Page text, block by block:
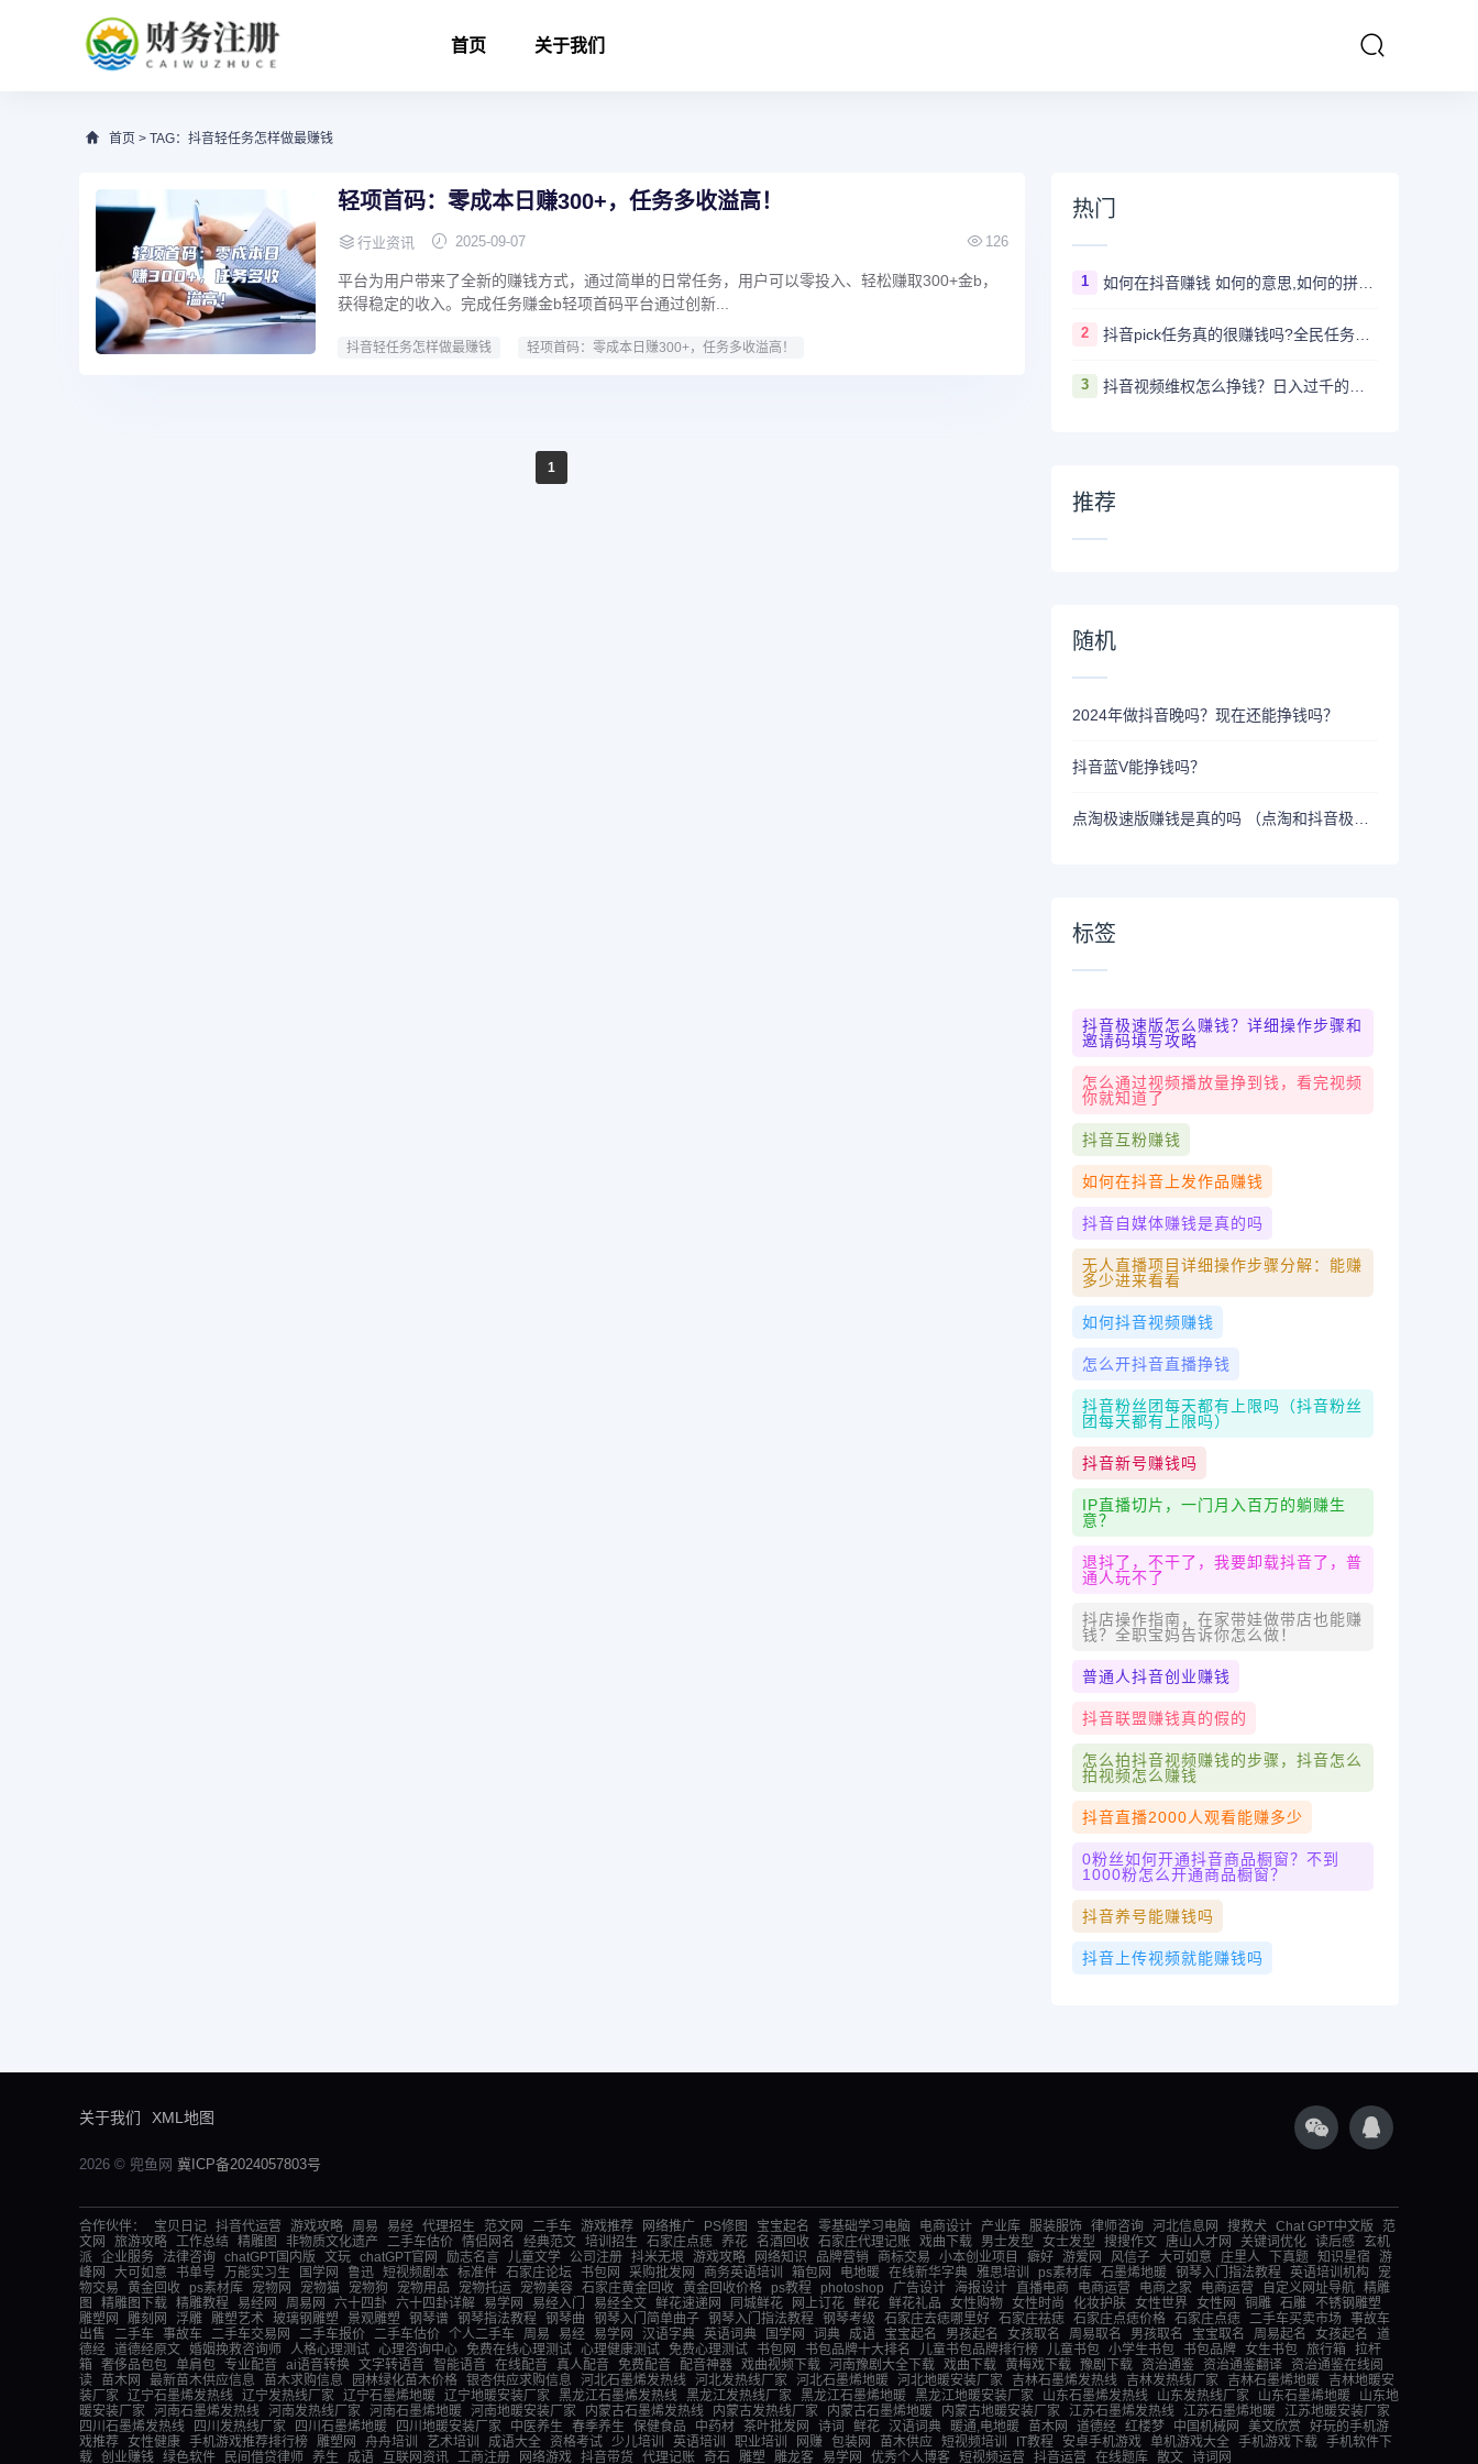
首页 关于我们
首页 > TAG：抖音轻任务怎样做最赚钱
轻项首码：零成本日赚300+，任务多收溢高！
行业资讯 2025-09-07 126
平台为用户带来了全新的赚钱方式，通过简単的日常任务，用户可以零投入、轻松赚取300+金b，
获得稳定的收入。完成任务赚金b轻项首码平台通过创新...
抖音轻任务怎样做最赚钱 轻项首码：零成本日赚300+，任务多收溢高！
1
热门
1 如何在抖音赚钱 如何的意思,如何的拼音、近义词、造句 - 汉语查
2 抖音pick任务真的很赚钱吗?全民任务赚钱是真的假的
3
推荐
随机
2024年做抖音晚吗？现在还能挣钱吗？
抖音蓝V能挣钱吗？
标签
抖音极速版怎么赚钱？详细操作步骤和
邀请码填写攻略
怎么通过视频播放量挣到钱，看完视频
你就知道了
抖音互粉赚钱
如何在抖音上发作品赚钱
抖音自媒体赚钱是真的吗
无人直播项目详细操作步骤分解：能赚
多少进来看看
如何抖音视频赚钱
怎么开抖音直播挣钱
抖音粉丝团每天都有上限吗（抖音粉丝
团每天都有上限吗）
抖音新号赚钱吗
IP直播切片，一门月入百万的躺赚生
意？
退抖了，不干了，我要卸载抖音了，普
通人玩不了
抖店操作指南，在家带娃做带店也能赚
钱？全职宝妈告诉你怎么做！
普通人抖音创业赚钱
抖音联盟赚钱真的假的
怎么拍抖音视频赚钱的步骤，抖音怎么
拍视频怎么赚钱
抖音直播2000人观看能赚多少
0粉丝如何开通抖音商品橱窗？不到
1000粉怎么开通商品橱窗？
抖音养号能赚钱吗
抖音上传视频就能赚钱吗
关于我们 XML地图
2026 © 兜鱼网 冀ICP备2024057803号
合作伙伴： 宝贝日记 抖音代运营 游戏攻略 周易 易经 代理招生 范文网 二手车 游戏推荐 网络推广 PS修图 宝宝起名 零基础学习电脑 电商设计 产业库 服装服饰 律师咨询 河北信息网 搜救犬 Chat GPT中文版
范
文网
旅游攻略 工作总结 精雕图 非物质文化遗产 二手车估价 情侣网名 经典范文 培训招生 石家庄点痣 养花 名酒回收 石家庄代理记账 戏曲下载 男士发型 女士发型 搜搜作文 唐山人才网 关键词优化 读后感 玄机
派
企业服务 法律咨询 chatGPT国内版 文玩 chatGPT官网 励志名言 儿童文学 公司注册 抖米无垠 游戏攻略 网络知识 品牌营销 商标交易 小本创业项目 癖好 游爱网 风信子 大可如意 庄里人 下真题 知识星宿
游
峰网
大可如意 书单号 万能实习生 国学网 鲁迅 短视频剧本 标准件 石家庄论坛 书包网 采购批发网 商务英语培训 箱包网 电地暖 在线新华字典 雅思培训 ps素材库 石墨烯地暖 钢琴入门指法教程 英语培训机构
宠
物交易
黄金回收 ps素材库 宠物网 宠物猫 宠物狗 宠物用品 宠物托运 宠物美容 石家庄黄金回收 黄金回收价格 ps教程 photoshop 广告设计 海报设计 直播电商 电商运营 电商之家 电商运营 自定义网址导航 精雕
图
精雕图下载 精雕教程 易经网 周易网 六十四卦 六十四卦详解 易学网 易经入门 易经全文 鲜花速递网 同城鲜花 网上订花 鲜花 鲜花礼品 女性购物 女性时尚 化妆护肤 女性世界 女性网 铜雕 石雕
不锈钢雕塑
雕塑网
雕刻网 浮雕 雕塑艺术 玻璃钢雕塑 景观雕塑 钢琴谱 钢琴指法教程 钢琴曲 钢琴入门简单曲子 钢琴入门指法教程 钢琴考级 石家庄去痣哪里好 石家庄祛痣 石家庄点痣价格 石家庄点痣 二手车买卖市场
事故车
出售
二手车 事故车 二手车交易网 二手车报价 二手车估价 个人二手车 周易 易经 易学网 汉语字典 英语词典 国学网 词典 成语 宝宝起名 男孩起名 女孩取名 周易取名 男孩取名 宝宝取名 周易起名 女孩起名
道
德经 道德经原文 婚姻挽救咨询师 人格心理测试 心理咨询中心 免费在线心理测试 心理健康测试 免费心理测试 书包网 书包品牌十大排名 儿童书包品牌排行榜 儿童书包 小学生书包 书包品牌 女生书包 旅行箱 拉杆
箱 奢侈品包包 单肩包 专业配音 ai语音转换 文字转语音 智能语音 在线配音 真人配音 免费配音 配音神器 戏曲视频下载 河南豫剧大全下载 戏曲下载 黄梅戏下载 豫剧下载 资治通鉴 资治通鉴翻译
资治通鉴在线阅
读 苗木网 最新苗木供应信息 苗木求购信息 园林绿化苗木价格 银杏供应求购信息 河北石墨烯发热线 河北发热线厂家 河北石墨烯地暖 河北地暖安装厂家 吉林石墨烯发热线 吉林发热线厂家 吉林石墨烯地暖
吉林地暖安
装厂家
辽宁石墨烯发热线 辽宁发热线厂家 辽宁石墨烯地暖 辽宁地暖安装厂家 黑龙江石墨烯发热线 黑龙江发热线厂家 黑龙江石墨烯地暖 黑龙江地暖安装厂家 山东石墨烯发热线 山东发热线厂家 山东石墨烯地暖
山东地
暖安装厂家
河南石墨烯发热线 河南发热线厂家 河南石墨烯地暖 河南地暖安装厂家 内蒙古石墨烯发热线 内蒙古发热线厂家 内蒙古石墨烯地暖 内蒙古地暖安装厂家 江苏石墨烯发热线 江苏石墨烯地暖
江苏地暖安装厂家
四川石墨烯发热线
四川发热线厂家 四川石墨烯地暖 四川地暖安装厂家 中医养生 春季养生 保健食品 中药材 茶叶批发网 诗词 鲜花 汉语词典 暖通,电地暖 苗木网 道德经 红楼梦 中国机械网 美文欣赏
好玩的手机游
戏推荐 女性健康 手机游戏推荐排行榜 雕塑网 舟舟培训 艺术培训 成语大全 资格考试 少儿培训 英语培训 职业培训 网赚 包装网 苗木供应 短视频培训 IT教程 安卓手机游戏 单机游戏大全 手机游戏下载 手机软件下
载 创业赚钱 绿色软件 民间借贷律师 养生 成语 互联网资讯 工商注册 网络游戏 抖音带货 代理记账 奇石 雕塑 雕龙客 易学网 优秀个人博客 短视频运营 抖音运营 在线题库 散文 诗词网